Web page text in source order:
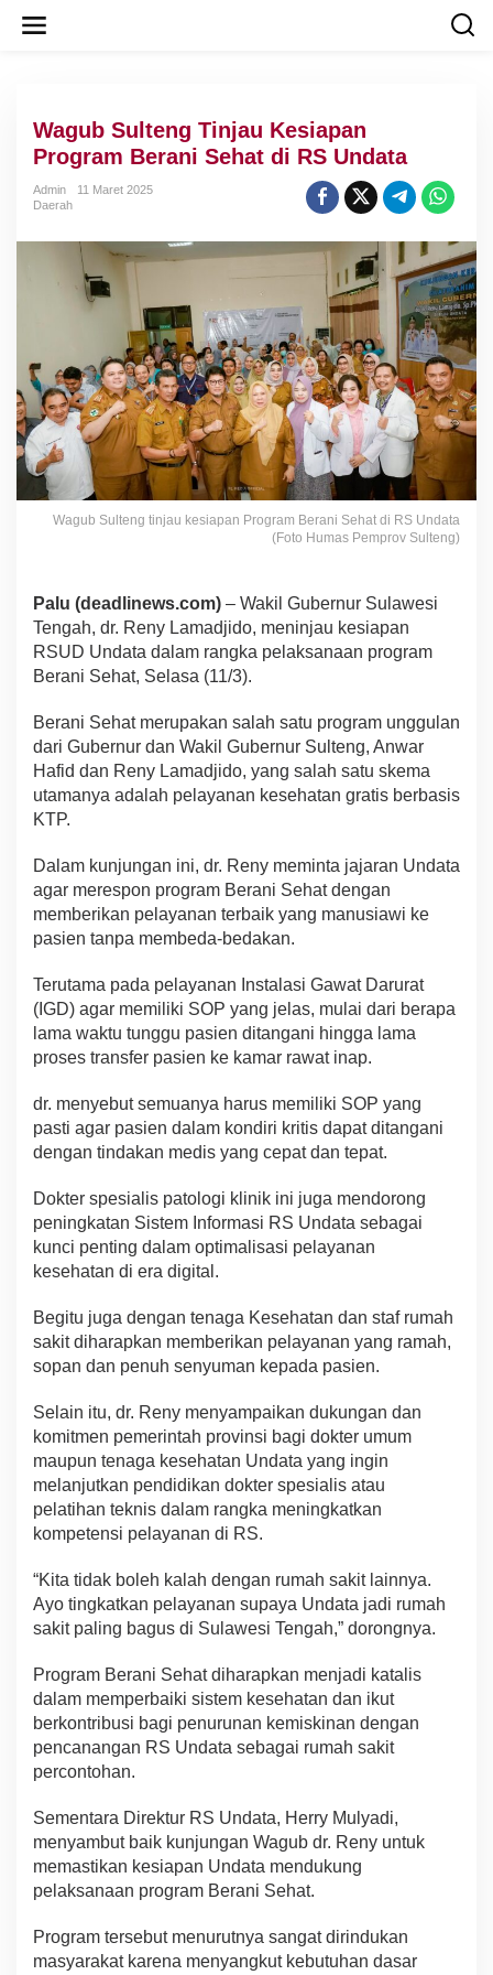
Wagub Sulteng Tinjau Kesiapan
Program Berani Sehat di RS Undata
Admin
11 Maret 2025
Daerah
Wagub Sulteng tinjau kesiapan Program Berani Sehat di RS Undata
(Foto Humas Pemprov Sulteng)
Palu (deadlinews.com) – Wakil Gubernur Sulawesi
Tengah, dr. Reny Lamadjido, meninjau kesiapan
RSUD Undata dalam rangka pelaksanaan program
Berani Sehat, Selasa (11/3).
Berani Sehat merupakan salah satu program unggulan
dari Gubernur dan Wakil Gubernur Sulteng, Anwar
Hafid dan Reny Lamadjido, yang salah satu skema
utamanya adalah pelayanan kesehatan gratis berbasis
KTP.
Dalam kunjungan ini, dr. Reny meminta jajaran Undata
agar merespon program Berani Sehat dengan
memberikan pelayanan terbaik yang manusiawi ke
pasien tanpa membeda-bedakan.
Terutama pada pelayanan Instalasi Gawat Darurat
(IGD) agar memiliki SOP yang jelas, mulai dari berapa
lama waktu tunggu pasien ditangani hingga lama
proses transfer pasien ke kamar rawat inap.
dr. menyebut semuanya harus memiliki SOP yang
pasti agar pasien dalam kondiri kritis dapat ditangani
dengan tindakan medis yang cepat dan tepat.
Dokter spesialis patologi klinik ini juga mendorong
peningkatan Sistem Informasi RS Undata sebagai
kunci penting dalam optimalisasi pelayanan
kesehatan di era digital.
Begitu juga dengan tenaga Kesehatan dan staf rumah
sakit diharapkan memberikan pelayanan yang ramah,
sopan dan penuh senyuman kepada pasien.
Selain itu, dr. Reny menyampaikan dukungan dan
komitmen pemerintah provinsi bagi dokter umum
maupun tenaga kesehatan Undata yang ingin
melanjutkan pendidikan dokter spesialis atau
pelatihan teknis dalam rangka meningkatkan
kompetensi pelayanan di RS.
“Kita tidak boleh kalah dengan rumah sakit lainnya.
Ayo tingkatkan pelayanan supaya Undata jadi rumah
sakit paling bagus di Sulawesi Tengah,” dorongnya.
Program Berani Sehat diharapkan menjadi katalis
dalam memperbaiki sistem kesehatan dan ikut
berkontribusi bagi penurunan kemiskinan dengan
pencanangan RS Undata sebagai rumah sakit
percontohan.
Sementara Direktur RS Undata, Herry Mulyadi,
menyambut baik kunjungan Wagub dr. Reny untuk
memastikan kesiapan Undata mendukung
pelaksanaan program Berani Sehat.
Program tersebut menurutnya sangat dirindukan
masyarakat karena menyangkut kebutuhan dasar